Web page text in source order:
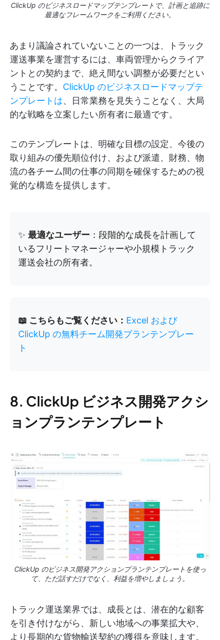
ClickUp のビジネスロードマップテンプレートで、計画と追跡に
最適なフレームワークをご利用ください。
あまり議論されていないことの一つは、トラック
運送事業を運営するには、車両管理からクライア
ントとの契約まで、絶え間ない調整が必要だとい
うことです。 ClickUp のビジネスロードマップテ
ンプレートは、日常業務を見失うことなく、大局
的な戦略を立案したい所有者に最適です。
このテンプレートは、明確な目標の設定、今後の
取り組みの優先順位付け、および派遣、財務、物
流の各チーム間の仕事の同期を確保するための視
覚的な構造を提供します。
✨ 最適なユーザー ：段階的な成長を計画して
いるフリートマネージャーや小規模トラック
運送会社の所有者。
📖 こちらもご覧ください： Excel および
ClickUp の無料チーム開発プランテンプレー
ト
8. ClickUp ビジネス開発アクシ
ョンプランテンプレート
ClickUp のビジネス開発アクションプランテンプレートを使っ
て、ただ話すだけでなく、利益を増やしましょう。
トラック運送業界では、成長とは、潜在的な顧客
を引き付けながら、新しい地域への事業拡大や、
より長期的な貨物輸送契約の獲得を意味します。